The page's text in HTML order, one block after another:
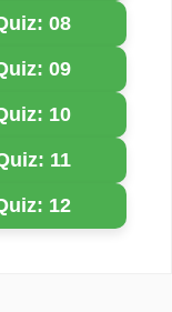
08
09
10
11
12